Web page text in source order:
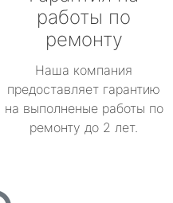
работы по
ремонту
Наша компания
предоставляет гарантию
на выполненые работы по
ремонту до 2 лет.